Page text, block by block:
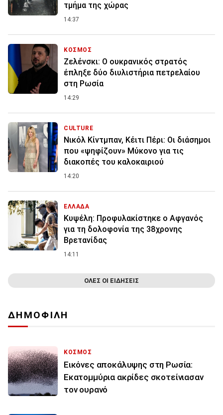
τμήμα της χώρας
14:37
ΚΟΣΜΟΣ
Ζελένσκι: O ουκρανικός στρατός
έπληξε δύο διυλιστήρια πετρελαίου
στη Ρωσία
14:29
CULTURE
Νικόλ Κίντμπαν, Κέιτι Πέρι: Οι διάσημοι
που «ψηφίζουν» Μύκονο για τις
διακοπές του καλοκαιριού
14:20
ΕΛΛΑΔΑ
Κυψέλη: Προφυλακίστηκε ο Αφγανός
για τη δολοφονία της 38χρονης
Βρετανίδας
14:11
ΟΛΕΣ ΟΙ ΕΙΔΗΣΕΙΣ
ΔΗΜΟΦΙΛΗ
ΚΟΣΜΟΣ
Εικόνες αποκάλυψης στη Ρωσία:
Εκατομμύρια ακρίδες σκοτείνιασαν
τον ουρανό